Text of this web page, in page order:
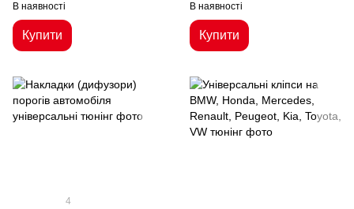
В наявності
Купити
В наявності
Купити
4